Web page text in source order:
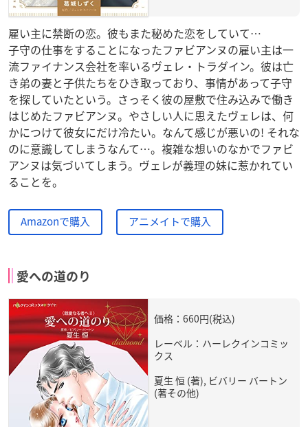
雇い主に禁断の恋。彼もまた秘めた恋をしていて…
子守の仕事をすることになったファビアンヌの雇い主は一
流ファイナンス会社を率いるヴェレ・トラダイン。彼は亡
き弟の妻と子供たちをひき取っており、事情があって子守
を探していたという。さっそく彼の屋敷で住み込みで働き
はじめたファビアンヌ。やさしい人に思えたヴェレは、何
かにつけて彼女にだけ冷たい。なんて感じが悪いの! それな
のに意識してしまうなんて…。複雑な想いのなかでファビ
アンヌは気づいてしまう。ヴェレが義理の妹に惹かれてい
ることを。
Amazonで購入 アニメイトで購入
愛への道のり
価格：660円(税込)
レーベル：ハーレクインコミッ
クス
夏生 恒 (著), ビバリー バートン
(著その他)